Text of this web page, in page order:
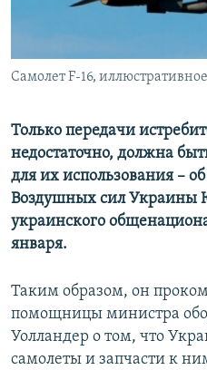
ПОБЕДИТЕЛЕЙ НЕ СУДЯТ?
ELIFBE
Все сайты RFE/RL
Самолет F-16,
Только передачи
недостаточно, должна
для их использования –
Воздушных сил Украины
украинского
января.
Таким образом, он
помощницы министра
Уолландер о том, что
самолеты и запчасти к